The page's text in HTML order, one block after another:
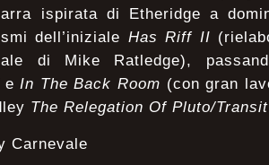
ispirata di Etheridge a
dell’iniziale Has Riff II
di Mike Ratledge),
eIn The Back Room (con gran
The Relegation Of Pluto/Transit
Carnevale